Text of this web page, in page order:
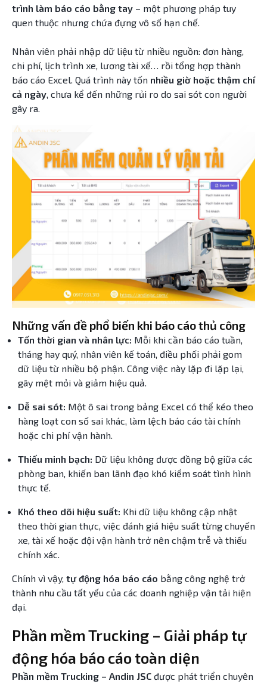
trình làm báo cáo bằng tay – một phương pháp tuy
quen thuộc nhưng chứa đựng vô số hạn chế.
Nhân viên phải nhập dữ liệu từ nhiều nguồn: đơn hàng,
chi phí, lịch trình xe, lương tài xế… rồi tổng hợp thành
báo cáo Excel. Quá trình này tốn nhiều giờ hoặc thậm chí
cả ngày, chưa kể đến những rủi ro do sai sót con người
gây ra.
Những vấn đề phổ biến khi báo cáo thủ công
Tốn thời gian và nhân lực: Mỗi khi cần báo cáo tuần,
tháng hay quý, nhân viên kế toán, điều phối phải gom
dữ liệu từ nhiều bộ phận. Công việc này lặp đi lặp lại,
gây mệt mỏi và giảm hiệu quả.
Dễ sai sót: Một ô sai trong bảng Excel có thể kéo theo
hàng loạt con số sai khác, làm lệch báo cáo tài chính
hoặc chi phí vận hành.
Thiếu minh bạch: Dữ liệu không được đồng bộ giữa các
phòng ban, khiến ban lãnh đạo khó kiểm soát tình hình
thực tế.
Khó theo dõi hiệu suất: Khi dữ liệu không cập nhật
theo thời gian thực, việc đánh giá hiệu suất từng chuyến
xe, tài xế hoặc đội vận hành trở nên chậm trễ và thiếu
chính xác.
Chính vì vậy, tự động hóa báo cáo bằng công nghệ trở
thành nhu cầu tất yếu của các doanh nghiệp vận tải hiện
đại.
Phần mềm Trucking – Giải pháp tự
động hóa báo cáo toàn diện
Phần mềm Trucking – Andin JSC được phát triển chuyên